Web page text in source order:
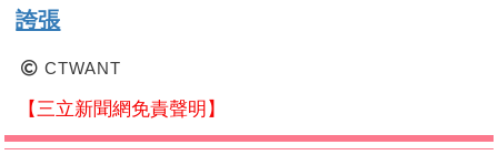
誇張
CTWANT
【三立新聞網免責聲明】